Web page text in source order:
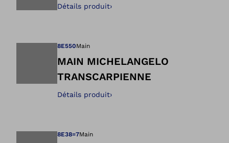
Détails produit›
Ouvre l’image
8E550Main
MAIN MICHELANGELO
TRANSCARPIENNE
Détails produit›
8E38=7Main